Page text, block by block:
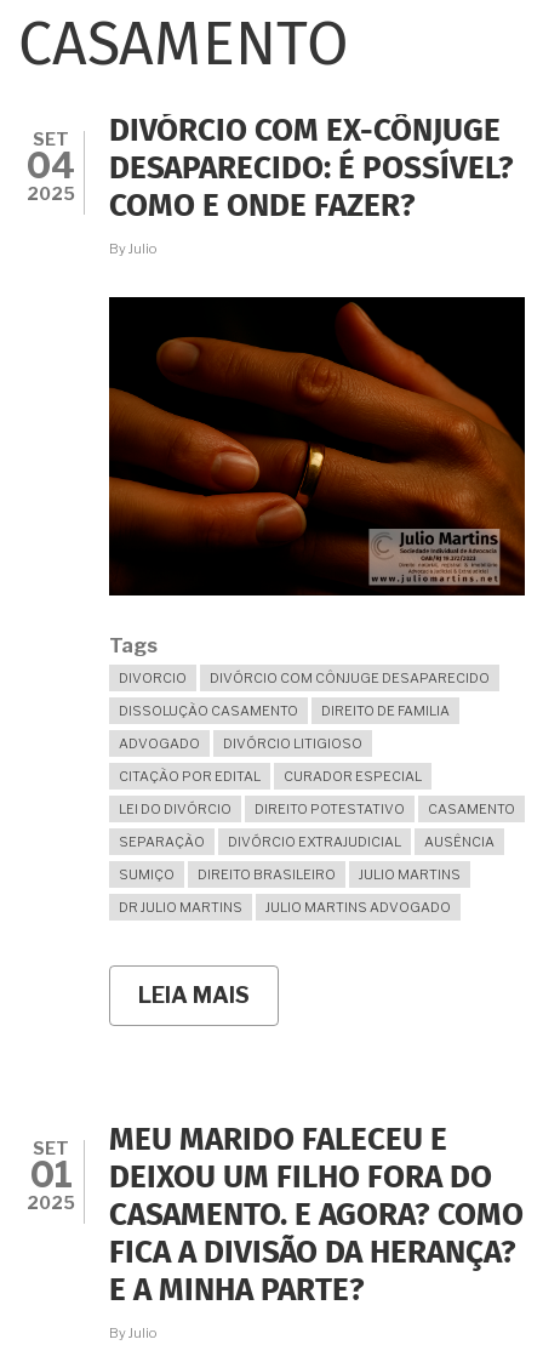
CASAMENTO
SET
04
2025
DIVÓRCIO COM EX-CÔNJUGE
DESAPARECIDO: É POSSÍVEL?
COMO E ONDE FAZER?
By Julio
Tags
DIVORCIO
DIVÓRCIO COM CÔNJUGE DESAPARECIDO
DISSOLUÇÃO CASAMENTO
DIREITO DE FAMILIA
ADVOGADO
DIVÓRCIO LITIGIOSO
CITAÇÃO POR EDITAL
CURADOR ESPECIAL
LEI DO DIVÓRCIO
DIREITO POTESTATIVO
CASAMENTO
SEPARAÇÃO
DIVÓRCIO EXTRAJUDICIAL
AUSÊNCIA
SUMIÇO
DIREITO BRASILEIRO
JULIO MARTINS
DR JULIO MARTINS
JULIO MARTINS ADVOGADO
LEIA MAIS
DIVÓRCIO
É
POSSÍVEL?
COMO
E
ONDE
FAZER?
SET
01
2025
MEU MARIDO FALECEU E
DEIXOU UM FILHO FORA DO
CASAMENTO. E AGORA? COMO
FICA A DIVISÃO DA HERANÇA?
E A MINHA PARTE?
ByJulio